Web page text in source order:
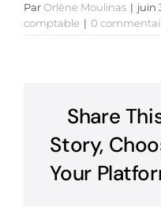
ParOrlène Moulinas | juin
comptable | 0
Share
Story,
Your